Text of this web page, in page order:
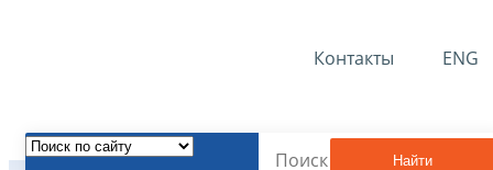
Контакты ENG
Найти